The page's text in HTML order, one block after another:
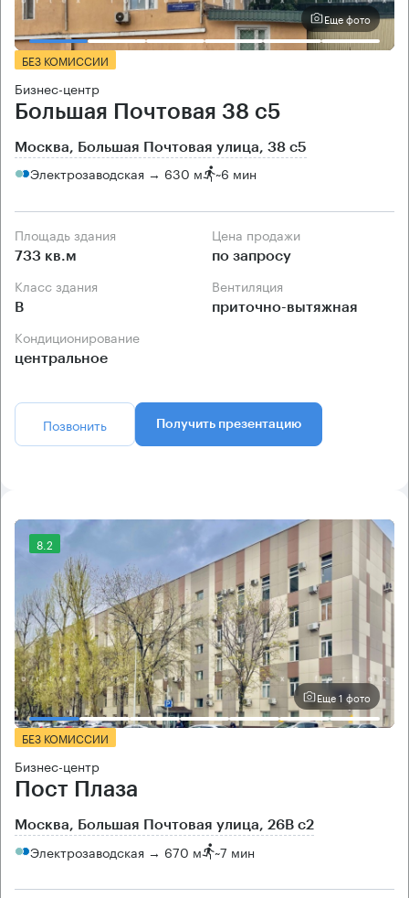
Еще фото
БЕЗ КОМИССИИ
Бизнес-центр
Большая Почтовая 38 с5
Москва, Большая Почтовая улица, 38 с5
Электрозаводская → 630 м ~6 мин
Площадь здания
733 кв.м
Цена продажи
по запросу
Класс здания
B
Вентиляция
приточно-вытяжная
Кондиционирование
центральное
Позвонить Получить презентацию
8.2
Еще 1 фото
БЕЗ КОМИССИИ
Бизнес-центр
Пост Плаза
Москва, Большая Почтовая улица, 26В с2
Электрозаводская → 670 м ~7 мин